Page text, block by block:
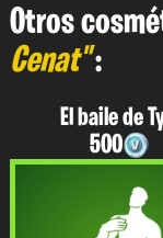
Otros
Cenat":
El baile de
500